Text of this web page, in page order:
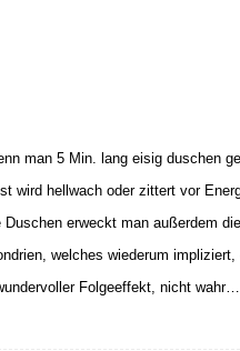
man 5 Min. lang eisig duschen
wird hellwach oder zittert vor
erweckt man außerdem
welches wiederum
Folgeeffekt, nicht wahr…